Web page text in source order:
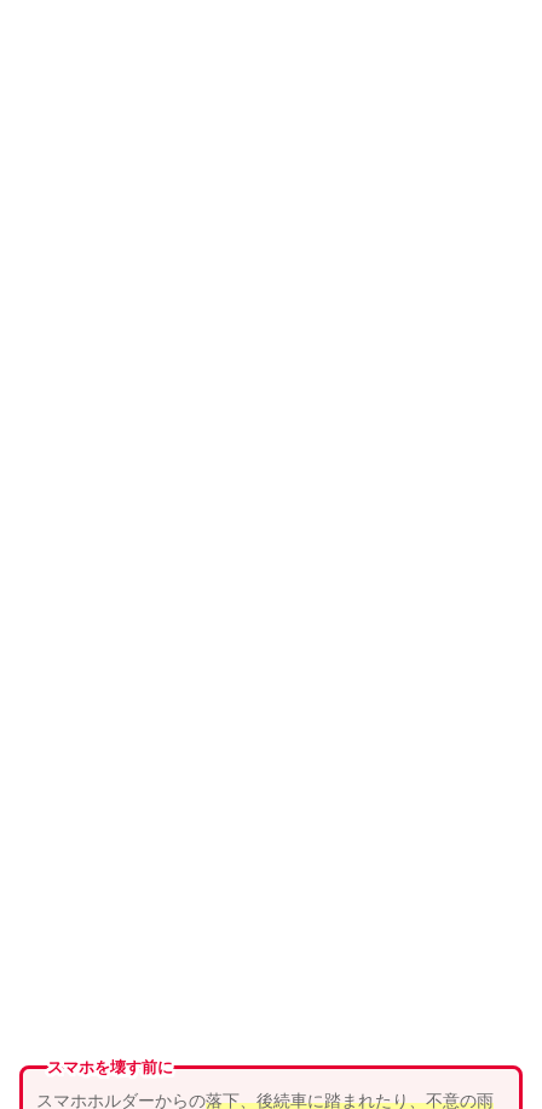
スマホを壊す前に
スマホホルダーからの落下、後続車に踏まれたり、不意の雨